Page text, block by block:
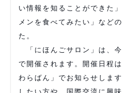
い情報を知ることができた
メンを食べてみたい」など
た。
「にほんごサロン」は、
で開催されます。開催日程
わらばん」でお知らせしま